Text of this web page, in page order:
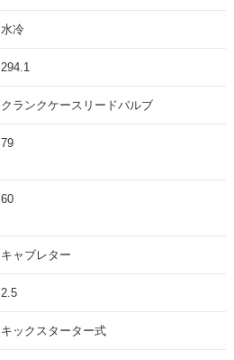
水冷
294.1
クランクケースリードバルブ
79
60
キャブレター
2.5
キックスターター式